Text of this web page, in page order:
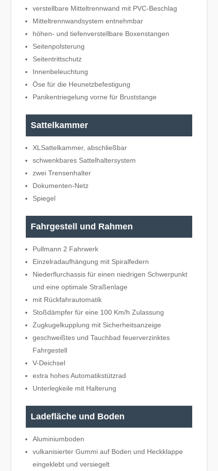
verstellbare Mitteltrennwand mit PVC-Beschlag
Mitteltrennwandsystem entnehmbar
höhen- und tiefenverstellbare Boxenstangen
Seitenpolsterung
Seitentrittschutz
Innenbeleuchtung
Öse für die Heunetzbefestigung
Panikentriegelung vorne für Bruststange
Sattelkammer
XLSattelkammer, abschließbar
schwenkbares Sattelhaltersystem
zwei Trensenhalter
Dokumenten-Netz
Spiegel
Fahrgestell und Rahmen
Pullmann 2 Fahrwerk
Einzelradaufhängung mit Spiralfedern
Niederflurchassis für einen niedrigen Schwerpunkt
und eine optimale Straßenlage
mit Rückfahrautomatik
Stoßdämpfer für eine 100 Km/h Zulassung
Zugkugelkupplung mit Sicherheitsanzeige
geschweißtes und Tauchbad feuerverzinktes
Fahrgestell
V-Deichsel
extra hohes Automatikstützrad
Unterlegkeile mit Halterung
Ladefläche und Boden
Aluminiumboden
vulkanisierter Gummi auf Boden und Heckklappe
eingeklebt und versiegelt